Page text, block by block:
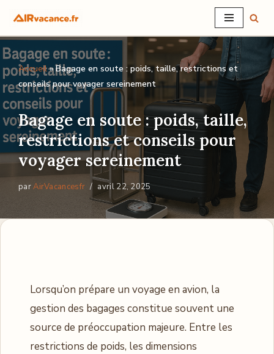
Aller
au
contenu
Accueil»Bagage en soute : poids, taille, restrictions et
conseils pour voyager sereinement
Bagage en soute : poids, taille,
restrictions et conseils pour
voyager sereinement
parAirVacancesfr avril 22, 2025
Lorsqu’on prépare un voyage en avion, la
gestion des bagages constitue souvent une
source de préoccupation majeure. Entre les
restrictions de poids, les dimensions